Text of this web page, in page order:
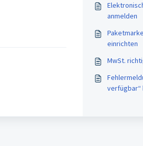
anmelden
einrichten
MwSt.
verfügbar“